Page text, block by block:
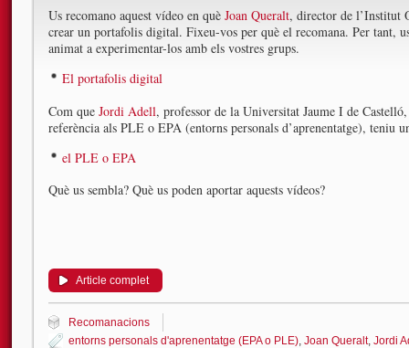
Us recomano aquest vídeo en què Joan Queralt, director de l’Institut
crear un portafolis digital. Fixeu-vos per què el recomana. Per tant,
animat a experimentar-los amb els vostres grups.
El portafolis digital
Com que Jordi Adell, professor de la Universitat Jaume I de
referència als PLE o EPA (entorns personals d’aprenentatge), teniu
el PLE o EPA
Què us sembla? Què us poden aportar aquests vídeos?
Article complet
Recomanacions
entorns personals d'aprenentatge (EPA o PLE), Joan Queralt, Jordi